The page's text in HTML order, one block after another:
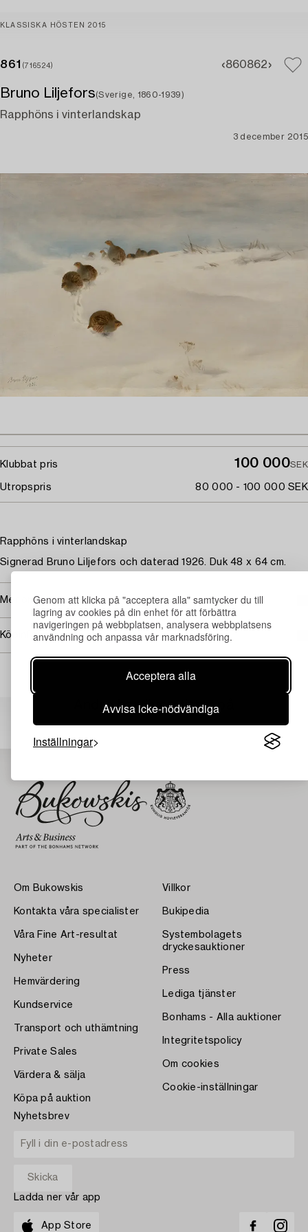
Genom att klicka på "acceptera alla" samtycker du till
lagring av cookies på din enhet för att förbättra
navigeringen på webbplatsen, analysera webbplatsens
användning och anpassa vår marknadsföring.
Acceptera alla
Avvisa icke-nödvändiga
Inställningar
KLASSISKA HÖSTEN 2015
861 (716524) 860862
Bruno Liljefors(Sverige, 1860-1939)
Rapphöns i vinterlandskap
3 december 2015
Klubbat pris 100 000SEK
Utropspris 80 000 - 100 000 SEK
Rapphöns i vinterlandskap
Signerad Bruno Liljefors och daterad 1926. Duk 48 x 64 cm.
Mer om Bruno Liljefors
Köpinformation
Andra har även tittat på
Om Bukowskis
Kontakta våra specialister
Våra Fine Art-resultat
Nyheter
Hemvärdering
Kundservice
Transport och uthämtning
Private Sales
Värdera & sälja
Köpa på auktion
Villkor
Bukipedia
Systembolagets
dryckesauktioner
Press
Lediga tjänster
Bonhams - Alla auktioner
Integritetspolicy
Om cookies
Cookie-inställningar
Nyhetsbrev
Ladda ner vår app
App Store